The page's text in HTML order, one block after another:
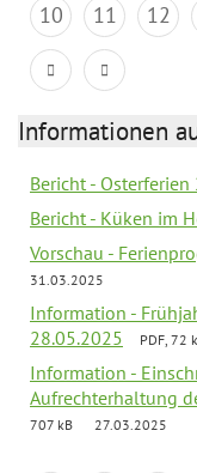
10
11 12
Informationen
Bericht - Osterferien
Bericht - Küken im
Vorschau -
31.03.2025
Information -
28.05.2025
PDF, 72
Information -
Aufrechterhaltung
707 kB
27.03.2025